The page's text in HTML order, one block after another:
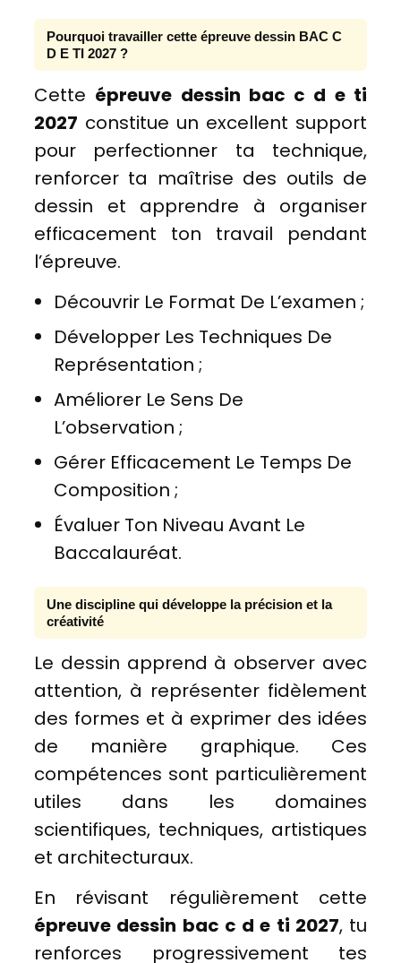
Pourquoi travailler cette épreuve dessin BAC C
D E TI 2027 ?
Cette épreuve dessin bac c d e ti
2027 constitue un excellent support
pour perfectionner ta technique,
renforcer ta maîtrise des outils de
dessin et apprendre à organiser
efficacement ton travail pendant
l’épreuve.
Découvrir Le Format De L’examen ;
Développer Les Techniques De
Représentation ;
Améliorer Le Sens De
L’observation ;
Gérer Efficacement Le Temps De
Composition ;
Évaluer Ton Niveau Avant Le
Baccalauréat.
Une discipline qui développe la précision et la
créativité
Le dessin apprend à observer avec
attention, à représenter fidèlement
des formes et à exprimer des idées
de manière graphique. Ces
compétences sont particulièrement
utiles dans les domaines
scientifiques, techniques, artistiques
et architecturaux.
En révisant régulièrement cette
épreuve dessin bac c d e ti 2027, tu
renforces progressivement tes